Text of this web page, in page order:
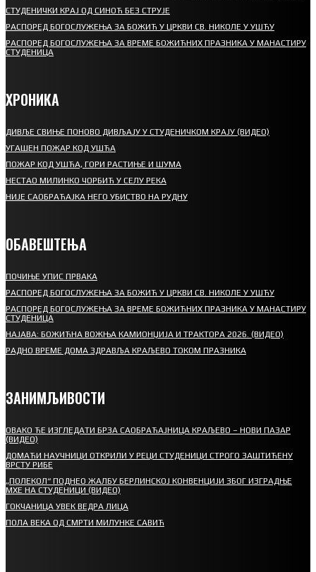
СТУДЕНИЧКИ КРАЈ ОД СИНОЋ БЕЗ СТРУЈЕ
РАСПОРЕД БОГОСЛУЖЕЊА ЗА БОЖИЋ У ЦРКВИ СВ. НИКОЛЕ У УШЋУ
РАСПОРЕД БОГОСЛУЖЕЊА ЗА ВРЕМЕ БОЖИЋНИХ ПРАЗНИКА У МАНАСТИРУ
СТУДЕНИЦА
ХРОНИКА
ДИВЉЕ СВИЊЕ ПОНОВО ДИВЉАЈУ У СТУДЕНИЧКОМ КРАЈУ (ВИДЕО)
УГАШЕН ПОЖАР КОД УШЋА
ПОЖАР КОД УШЋА, ГОРИ РАСТИЊЕ И ШУМА
НЕСТАО МИЛИНКО ЧОРБИЋ У СЕЛУ РЕКА
НИЈЕ САОБРАЋАЈКА НЕГО УБИСТВО НА РУДНУ
ОБАВЕШТЕЊА
ПОЧИЊЕ УПИС ПРВАКА
РАСПОРЕД БОГОСЛУЖЕЊА ЗА БОЖИЋ У ЦРКВИ СВ. НИКОЛЕ У УШЋУ
РАСПОРЕД БОГОСЛУЖЕЊА ЗА ВРЕМЕ БОЖИЋНИХ ПРАЗНИКА У МАНАСТИРУ
СТУДЕНИЦА
НАЈАВА: БОЖИЋНА ВОЖЊА КАМИОНЏИЈА И ТРАКТОРА 2026. (ВИДЕО)
РАДНО ВРЕМЕ ДОМА ЗДРАВЉА КРАЉЕВО ТОКОМ ПРАЗНИКА
ЗАНИМЉИВОСТИ
ОВАКО ЋЕ ИЗГЛЕДАТИ БРЗА САОБРАЋАЈНИЦА КРАЉЕВО – НОВИ ПАЗАР
(ВИДЕО)
ДОМАЋИ НАУЧНИЦИ ОТКРИЛИ У РЕЦИ СТУДЕНИЦИ СТРОГО ЗАШТИЋЕНУ
ВРСТУ РИБЕ
„ПОЛЕКОЛ“ ПОДНЕО ЖАЛБУ БЕРЛИНСКОЈ КОНВЕНЦИЈИ ЗБОГ ИЗГРАДЊЕ
МХЕ НА СТУДЕНИЦИ (ВИДЕО)
ГОКЧАНИЦА УВЕК ВЕДРА ЛИЦА
ПОЛА ВЕКА ОД СМРТИ МИЛУНКЕ САВИЋ